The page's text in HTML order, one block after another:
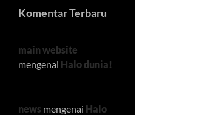
Komentar Terbaru
main website
mengenai Halo dunia!
news mengenai Halo